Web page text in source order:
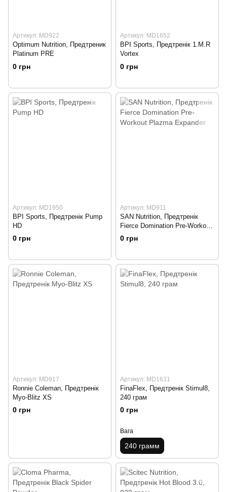
Артикул: MD922
Optimum Nutrition, Предтреник
Platinum PRE
0 грн
Артикул: MD1652
BPI Sports, Предтренік 1.M.R
Vortex
0 грн
Артикул: MD1950
BPI Sports, Предтренік Pump
HD
0 грн
Артикул: MD911
SAN Nutrition, Предтренік
Fierce Domination Pre-Workout
Plazma Expander
0 грн
Артикул: MD917
Ronnie Coleman, Предтренік
Myo-Blitz XS
0 грн
Артикул: MD1631
FinaFlex, Предтренік Stimul8,
240 грам
0 грн
Вага
240 грамм